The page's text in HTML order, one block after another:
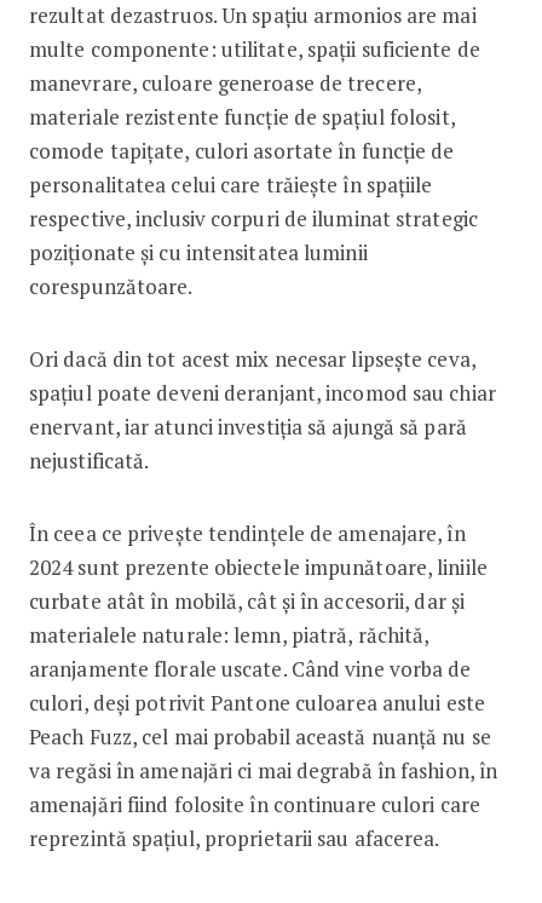
rezultat dezastruos. Un spațiu armonios are mai
multe componente: utilitate, spații suficiente de
manevrare, culoare generoase de trecere,
materiale rezistente funcție de spațiul folosit,
comode tapițate, culori asortate în funcție de
personalitatea celui care trăiește în spațiile
respective, inclusiv corpuri de iluminat strategic
poziționate și cu intensitatea luminii
corespunzătoare.
Ori dacă din tot acest mix necesar lipsește ceva,
spațiul poate deveni deranjant, incomod sau chiar
enervant, iar atunci investiția să ajungă să pară
nejustificată.
În ceea ce privește tendințele de amenajare, în
2024 sunt prezente obiectele impunătoare, liniile
curbate atât în mobilă, cât și în accesorii, dar și
materialele naturale: lemn, piatră, răchită,
aranjamente florale uscate. Când vine vorba de
culori, deși potrivit Pantone culoarea anului este
Peach Fuzz, cel mai probabil această nuanță nu se
va regăsi în amenajări ci mai degrabă în fashion, în
amenajări fiind folosite în continuare culori care
reprezintă spațiul, proprietarii sau afacerea.